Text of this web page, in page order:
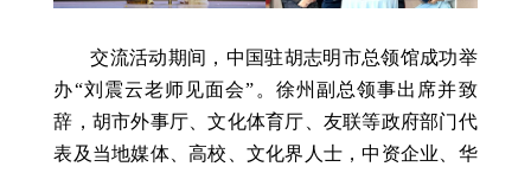
交流活动期间，中国驻胡志明市总领馆成功举
办“刘震云老师见面会”。徐州副总领事出席并致
辞，胡市外事厅、文化体育厅、友联等政府部门代
表及当地媒体、高校、文化界人士，中资企业、华